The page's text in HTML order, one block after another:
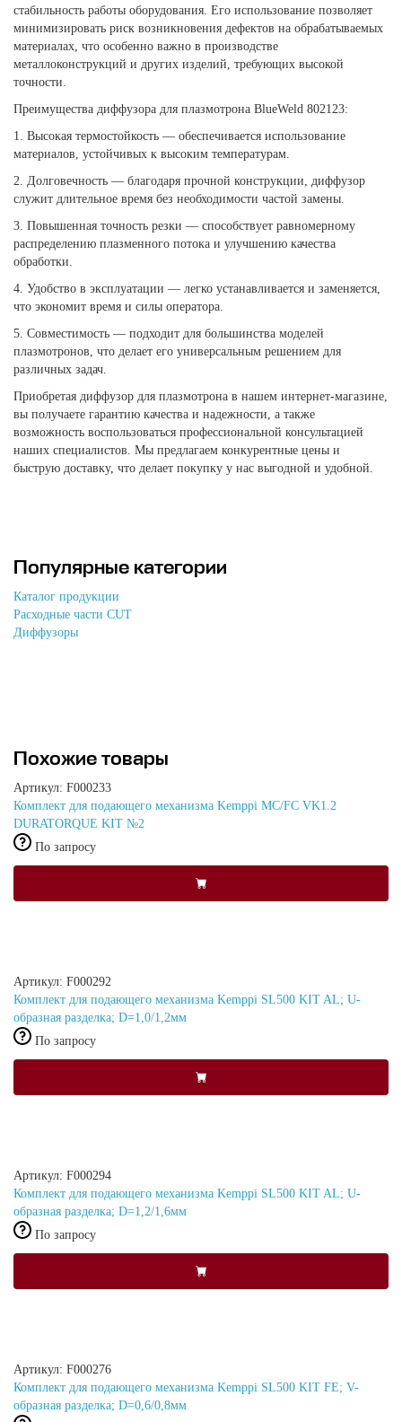
стабильность работы оборудования. Его использование позволяет
минимизировать риск возникновения дефектов на обрабатываемых
материалах, что особенно важно в производстве
металлоконструкций и других изделий, требующих высокой
точности.
Преимущества диффузора для плазмотрона BlueWeld 802123:
1. Высокая термостойкость — обеспечивается использование
материалов, устойчивых к высоким температурам.
2. Долговечность — благодаря прочной конструкции, диффузор
служит длительное время без необходимости частой замены.
3. Повышенная точность резки — способствует равномерному
распределению плазменного потока и улучшению качества
обработки.
4. Удобство в эксплуатации — легко устанавливается и заменяется,
что экономит время и силы оператора.
5. Совместимость — подходит для большинства моделей
плазмотронов, что делает его универсальным решением для
различных задач.
Приобретая диффузор для плазмотрона в нашем интернет-магазине,
вы получаете гарантию качества и надежности, а также
возможность воспользоваться профессиональной консультацией
наших специалистов. Мы предлагаем конкурентные цены и
быструю доставку, что делает покупку у нас выгодной и удобной.
Популярные категории
Каталог продукции
Расходные части CUT
Диффузоры
Похожие товары
Артикул: F000233
Комплект для подающего механизма Kemppi MC/FC VK1.2
DURATORQUE KIT №2
По запросу
Артикул: F000292
Комплект для подающего механизма Kemppi SL500 KIT AL; U-
образная разделка; D=1,0/1,2мм
По запросу
Артикул: F000294
Комплект для подающего механизма Kemppi SL500 KIT AL; U-
образная разделка; D=1,2/1,6мм
По запросу
Артикул: F000276
Комплект для подающего механизма Kemppi SL500 KIT FE; V-
образная разделка; D=0,6/0,8мм